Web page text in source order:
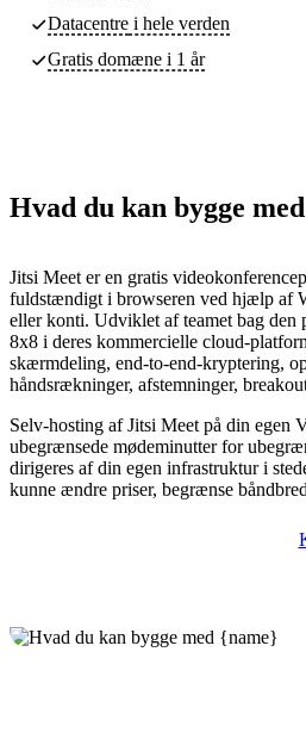
Datacentre i hele verden
Gratis domæne i 1 år
Hvad du kan bygge
Jitsi Meet er en gratis
fuldstændigt i browseren ved hjælp af
eller konti. Udviklet af teamet bag
8x8 i deres kommercielle cloud-
skærmdeling, end-to-end-kryptering,
håndsrækninger, afstemninger,
Selv-hosting af Jitsi Meet på din egen
ubegrænsede mødeminutter for
dirigeres af din egen infrastruktur i
kunne ændre priser, begrænse